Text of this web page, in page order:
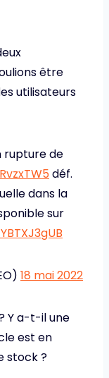
être
utilisateurs
rupture de
déf.
dans la
sur
18 mai 2022
Y a-t-il une
est en
stock ?